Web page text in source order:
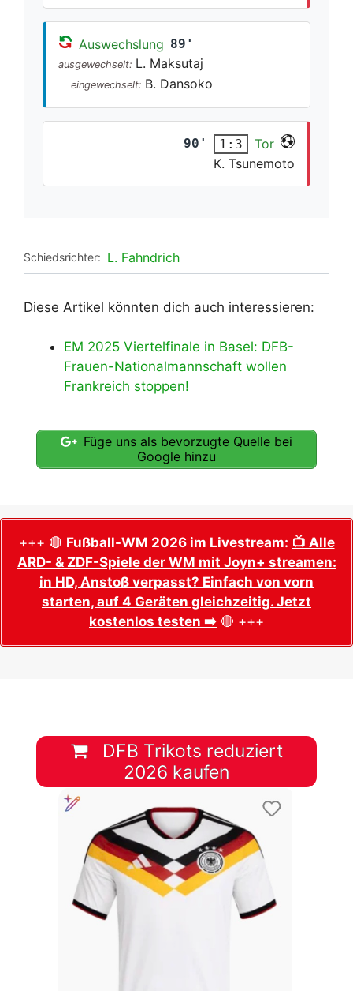
Auswechslung 89'
ausgewechselt: L. Maksutaj
eingewechselt: B. Dansoko
90' 1:3
Tor
K. Tsunemoto
Schiedsrichter: L. Fahndrich
Diese Artikel könnten dich auch interessieren:
EM 2025 Viertelfinale in Basel: DFB-
Frauen-Nationalmannschaft wollen
Frankreich stoppen!
Füge uns als bevorzugte Quelle bei
Google hinzu
+++ 🔴 Fußball-WM 2026 im Livestream: 📺 Alle
ARD- & ZDF-Spiele der WM mit Joyn+ streamen:
in HD, Anstoß verpasst? Einfach von vorn
starten, auf 4 Geräten gleichzeitig. Jetzt
kostenlos testen ➡️ 🔴 +++
DFB Trikots reduziert
2026 kaufen